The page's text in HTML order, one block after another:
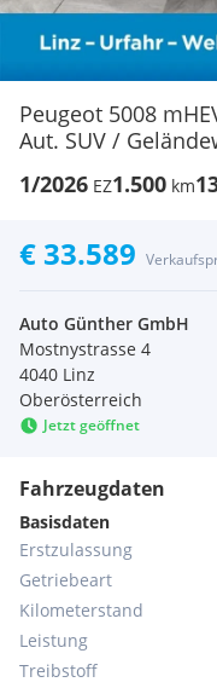
Peugeot 5008
Aut. SUV /
1/2026 EZ1.500 km
€ 33.589
Auto Günther GmbH
Mostnystrasse 4
4040 Linz
Oberösterreich
Jetzt geöffnet
Fahrzeugdaten
Basisdaten
Erstzulassung
Getriebeart
Kilometerstand
Leistung
Treibstoff